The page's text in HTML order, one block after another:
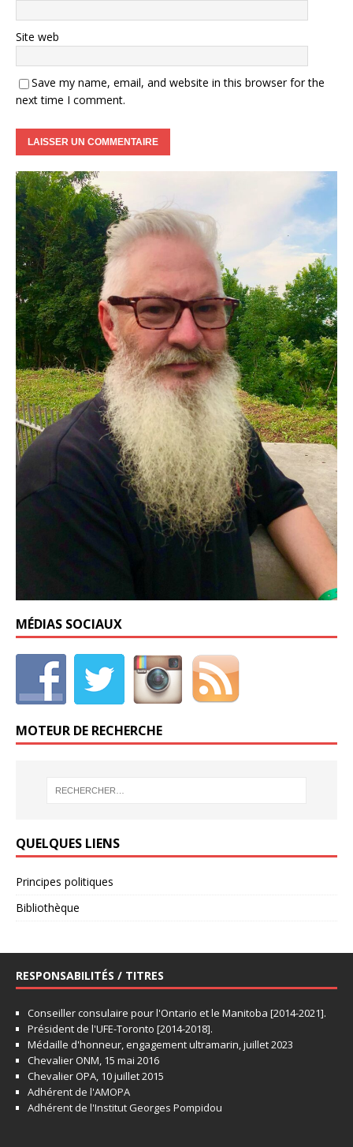
Site web
Save my name, email, and website in this browser for the
next time I comment.
MÉDIAS SOCIAUX
MOTEUR DE RECHERCHE
QUELQUES LIENS
Principes politiques
Bibliothèque
RESPONSABILITÉS / TITRES
Conseiller consulaire pour l'Ontario et le Manitoba [2014-2021].
Président de l'UFE-Toronto [2014-2018].
Médaille d'honneur, engagement ultramarin, juillet 2023
Chevalier ONM, 15 mai 2016
Chevalier OPA, 10 juillet 2015
Adhérent de l'AMOPA
Adhérent de l'Institut Georges Pompidou